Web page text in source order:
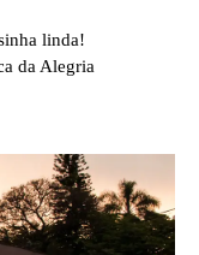
linda!
da Alegria